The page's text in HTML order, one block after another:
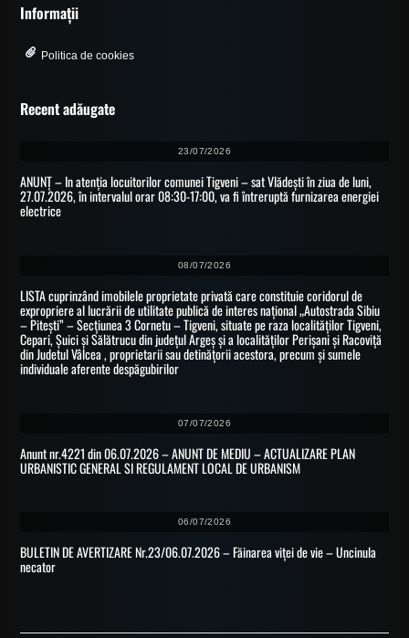
Informații
Politica de cookies
Recent adăugate
23/07/2026
ANUNȚ – In atenția locuitorilor comunei Tigveni – sat Vlădești în ziua de luni,
27.07.2026, în intervalul orar 08:30-17:00, va fi întreruptă furnizarea energiei
electrice
08/07/2026
LISTA cuprinzând imobilele proprietate privată care constituie coridorul de
expropriere al lucrării de utilitate publică de interes național „Autostrada Sibiu
– Pitești” – Secțiunea 3 Cornetu – Tigveni, situate pe raza localităților Tigveni,
Cepari, Șuici și Sălătrucu din județul Argeș și a localităților Perișani și Racoviță
din Judetul Vâlcea , proprietarii sau detinățorii acestora, precum și sumele
individuale aferente despăgubirilor
07/07/2026
Anunt nr.4221 din 06.07.2026 – ANUNT DE MEDIU – ACTUALIZARE PLAN
URBANISTIC GENERAL SI REGULAMENT LOCAL DE URBANISM
06/07/2026
BULETIN DE AVERTIZARE Nr.23/06.07.2026 – Făinarea viței de vie – Uncinula
necator